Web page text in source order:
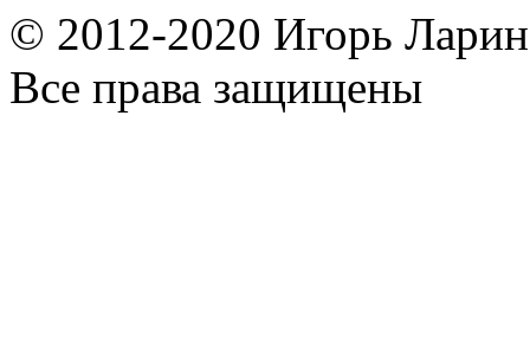
© 2012-2020 Игорь
Все права защищены